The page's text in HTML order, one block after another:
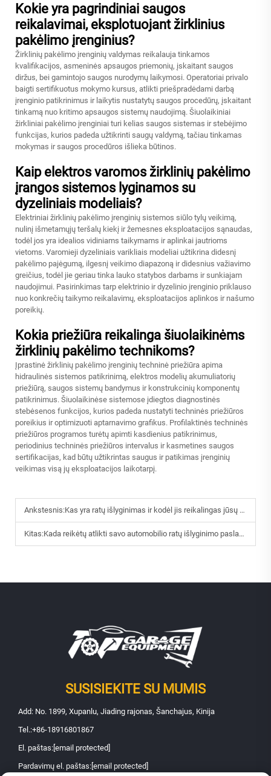
Kokie yra pagrindiniai saugos
reikalavimai, eksplotuojant žirklinius
pakėlimo įrenginius?
Žirklinių pakėlimo įrenginių valdymas reikalauja tinkamos
kvalifikacijos, asmeninės apsaugos priemonių, įskaitant saugos
diržus, bei gamintojo saugos nurodymų laikymosi. Operatoriai privalo
baigti sertifikuotus mokymo kursus, atlikti priešpradėdami darbą
įrenginio patikrinimus ir laikytis nustatytų saugos procedūrų, įskaitant
tinkamą nuo kritimo apsaugos sistemų naudojimą. Šiuolaikiniai
žirkliniai pakėlimo įrenginiai turi kelias saugos sistemas ir stebėjimo
funkcijas, kurios padeda užtikrinti saugų valdymą, tačiau tinkamas
mokymas ir saugos procedūros išlieka būtinos.
Kaip elektros varomos žirklinių pakėlimo
įrangos sistemos lyginamos su
dyzeliniais modeliais?
Elektriniai žirklinių pakėlimo įrenginių sistemos siūlo tylų veikimą,
nulinį išmetamųjų teršalų kiekį ir žemesnes eksploatacijos sąnaudas,
todėl jos yra idealios vidiniams taikymams ir aplinkai jautrioms
vietoms. Varomieji dyzeliniais varikliais modeliai užtikrina didesnį
pakėlimo pajėgumą, ilgesnį veikimo diapazoną ir didesnius važiavimo
greičius, todėl jie geriau tinka lauko statybos darbams ir sunkiajam
naudojimui. Pasirinkimas tarp elektrinio ir dyzelinio įrenginio priklauso
nuo konkrečių taikymo reikalavimų, eksploatacijos aplinkos ir našumo
poreikių.
Kokia priežiūra reikalinga šiuolaikinėms
žirklinių pakėlimo technikoms?
Įprastinė žirklinių pakėlimo įrenginių techninė priežiūra apima
hidraulinės sistemos patikrinimą, elektros modelių akumuliatorių
priežiūrą, saugos sistemų bandymus ir konstrukcinių komponentų
patikrinimus. Šiuolaikinėse sistemose įdiegtos diagnostinės
stebėsenos funkcijos, kurios padeda nustatyti techninės priežiūros
poreikius ir optimizuoti aptarnavimo grafikus. Profilaktinės techninės
priežiūros programos turėtų apimti kasdienius patikrinimus,
periodinius techninės priežiūros intervalus ir kasmetines saugos
sertifikacijas, kad būtų užtikrintas saugus ir patikimas įrenginių
veikimas visą jų eksploatacijos laikotarpį.
Ankstesnis:Kas yra ratų išlyginimas ir kodėl jis reikalingas jūsų automobiliui?
Kitas:Kada reikėtų atlikti savo automobilio ratų išlyginimo paslaugą?
SUSISIEKITE SU MUMIS
Add: No. 1899, Xupanlu, Jiading rajonas, Šanchajus, Kinija
Tel.:+86-18916801867
El. paštas: [email protected]
Pardavimų el. paštas: [email protected]